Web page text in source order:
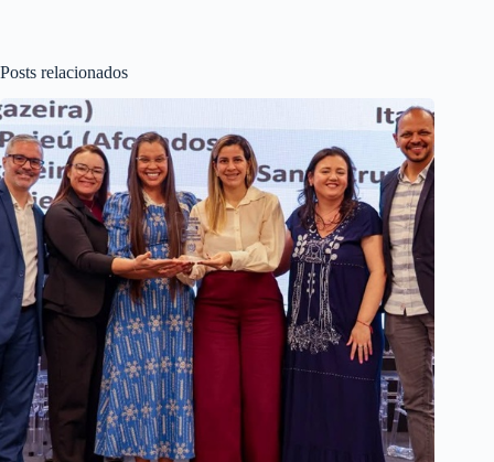
Posts relacionados